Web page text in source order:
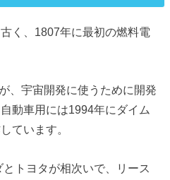
く、1807年に最初の燃料電
、宇宙開発に使うために開発
動車用には1994年にダイム
ています。
トヨタが相次いで、リース